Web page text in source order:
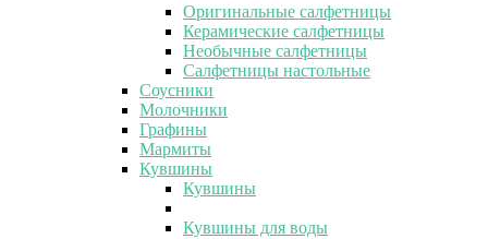
Оригинальные салфетницы
Керамические салфетницы
Необычные салфетницы
Салфетницы настольные
Соусники
Молочники
Графины
Мармиты
Кувшины
Кувшины
Кувшины для воды